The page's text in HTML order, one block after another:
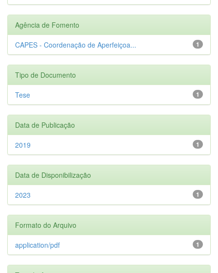
Agência de Fomento
1
CAPES - Coordenação de Aperfeiçoa...
Tipo de Documento
1
Tese
Data de Publicação
1
2019
Data de Disponibilização
1
2023
Formato do Arquivo
1
application/pdf